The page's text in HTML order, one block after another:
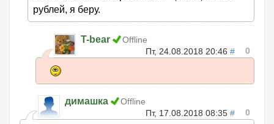
рублей, я беру.
T-bear
Offline
Пт, 24.08.2018 20:46 # 0
димашка
Offline
Пт, 17.08.2018 08:35 # 0